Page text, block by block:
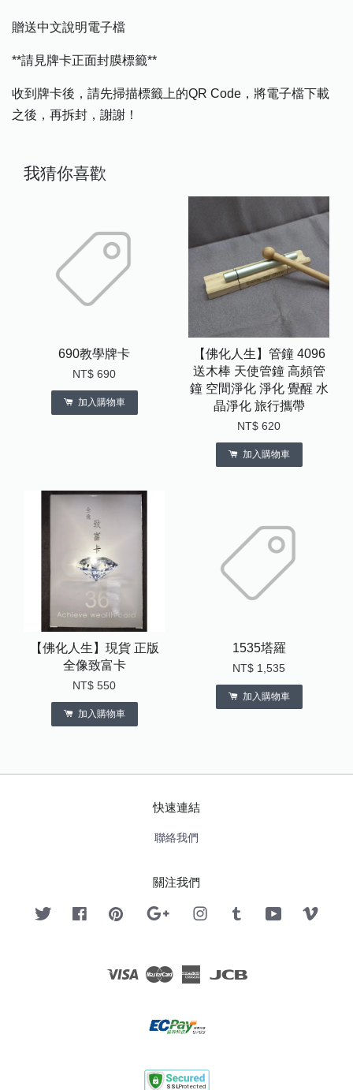
贈送中文說明電子檔
**請見牌卡正面封膜標籤**
收到牌卡後，請先掃描標籤上的QR Code，將電子檔下載
之後，再拆封，謝謝！
我猜你喜歡
690教學牌卡
NT$ 690
加入購物車
【佛化人生】管鐘 4096
送木棒 天使管鐘 高頻管
鐘 空間淨化 淨化 覺醒 水
晶淨化 旅行攜帶
NT$ 620
加入購物車
【佛化人生】現貨 正版
全像致富卡
NT$ 550
加入購物車
1535塔羅
NT$ 1,535
加入購物車
快速連結
聯絡我們
關注我們
Twitter FacebookPinterest Google InstagramTumblr YouTube
Visa Master American